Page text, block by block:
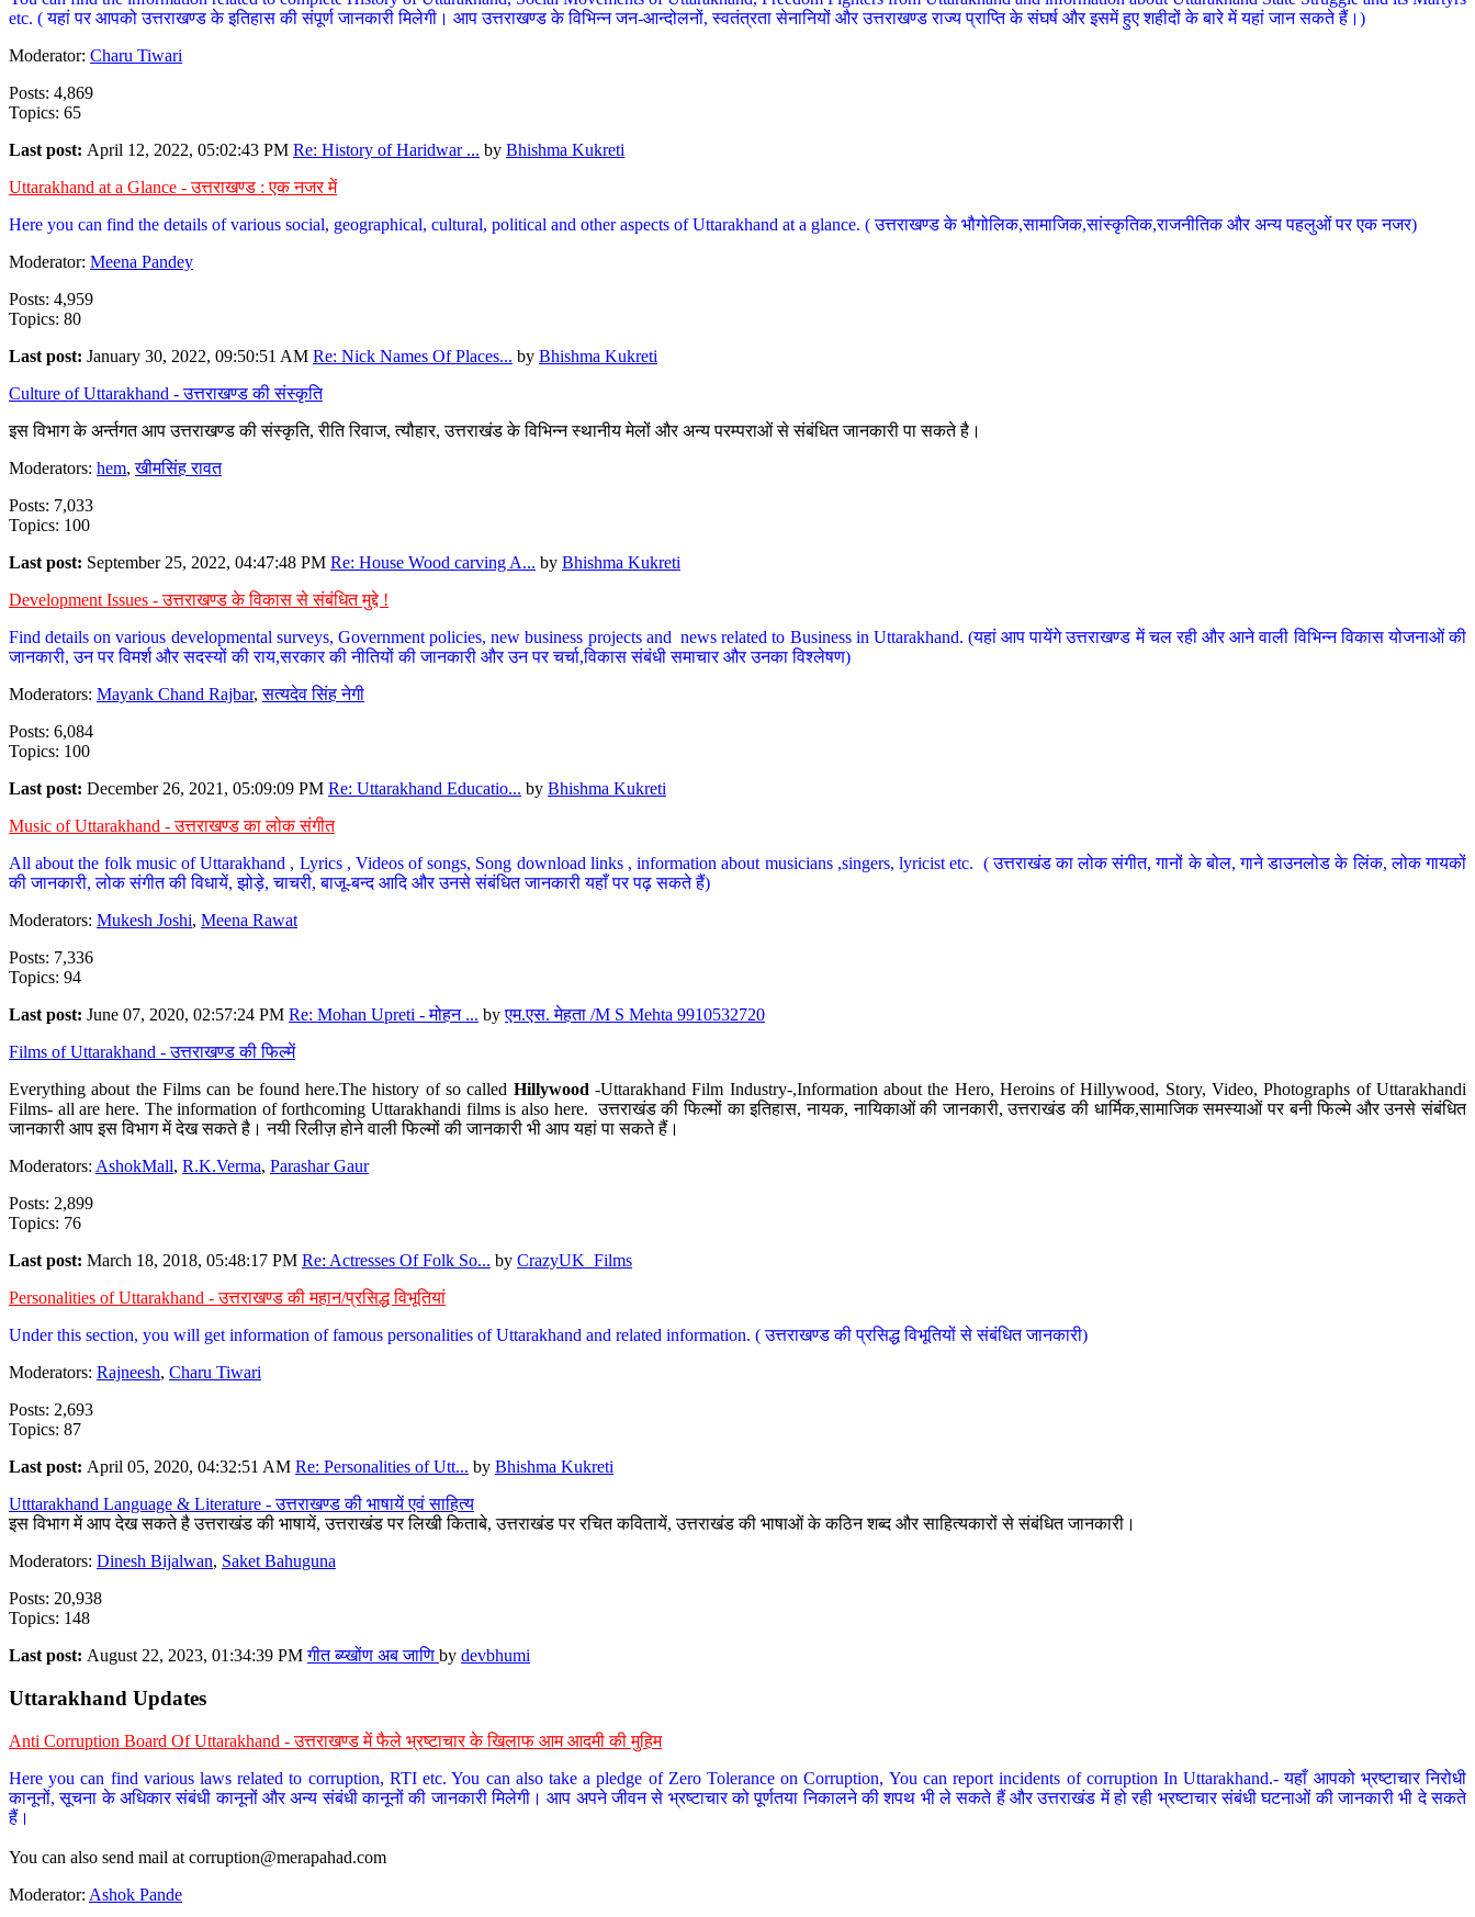
etc. ( यहां पर आपको उत्तराखण्ड के इतिहास की संपूर्ण जानकारी मिलेगी। आप उत्तराखण्ड के विभिन्न जन-आन्दोलनों, स्वतंत्रता सेनानियों और उत्तराखण्ड राज्य प्राप्ति के संघर्ष और इसमें हुए शहीदों के बारे में यहां जान सकते हैं।)
Moderator: Charu Tiwari
Posts: 4,869
Topics: 65
Last post: April 12, 2022, 05:02:43 PM Re: History of Haridwar ... by Bhishma Kukreti
Uttarakhand at a Glance - उत्तराखण्ड : एक नजर में
Here you can find the details of various social, geographical, cultural, political and other aspects of Uttarakhand at a glance. ( उत्तराखण्ड के भौगोलिक,सामाजिक,सांस्कृतिक,राजनीतिक और अन्य पहलुओं पर एक नजर)
Moderator: Meena Pandey
Posts: 4,959
Topics: 80
Last post: January 30, 2022, 09:50:51 AM Re: Nick Names Of Places... by Bhishma Kukreti
Culture of Uttarakhand - उत्तराखण्ड की संस्कृति
इस विभाग के अर्न्तगत आप उत्तराखण्ड की संस्कृति, रीति रिवाज, त्यौहार, उत्तराखंड के विभिन्न स्थानीय मेलों और अन्य परम्पराओं से संबंधित जानकारी पा सकते है।
Moderators: hem,खीमसिंह रावत
Posts: 7,033
Topics: 100
Last post: September 25, 2022, 04:47:48 PM Re: House Wood carving A... by Bhishma Kukreti
Development Issues - उत्तराखण्ड के विकास से संबंधित मुद्दे !
Find details on various developmental surveys, Government policies, new business projects and news related to Business in Uttarakhand. (यहां आप पायेंगे उत्तराखण्ड में चल रही और आने वाली विभिन्न विकास योजनाओं की
जानकारी, उन पर विमर्श और सदस्यों की राय,सरकार की नीतियों की जानकारी और उन पर चर्चा,विकास संबंधी समाचार और उनका विश्लेषण)
Moderators: Mayank Chand Rajbar,सत्यदेव सिंह नेगी
Posts: 6,084
Topics: 100
Last post: December 26, 2021, 05:09:09 PM Re: Uttarakhand Educatio... by Bhishma Kukreti
Music of Uttarakhand - उत्तराखण्ड का लोक संगीत
All about the folk music of Uttarakhand , Lyrics , Videos of songs, Song download links , information about musicians ,singers, lyricist etc. ( उत्तराखंड का लोक संगीत, गानों के बोल, गाने डाउनलोड के लिंक, लोक गायकों
की जानकारी, लोक संगीत की विधायें, झोड़े, चाचरी, बाजू-बन्द आदि और उनसे संबंधित जानकारी यहाँ पर पढ़ सकते हैं)
Moderators: Mukesh Joshi, Meena Rawat
Posts: 7,336
Topics: 94
Last post: June 07, 2020, 02:57:24 PM Re: Mohan Upreti - मोहन ... byएम.एस. मेहता /M S Mehta 9910532720
Films of Uttarakhand - उत्तराखण्ड की फिल्में
Everything about the Films can be found here.The history of so called Hillywood-Uttarakhand Film Industry-,Information about the Hero, Heroins of Hillywood, Story, Video, Photographs of Uttarakhandi
Films- all are here. The information of forthcoming Uttarakhandi films is also here. उत्तराखंड की फिल्मों का इतिहास, नायक, नायिकाओं की जानकारी, उत्तराखंड की धार्मिक,सामाजिक समस्याओं पर बनी फिल्मे और उनसे संबंधित
जानकारी आप इस विभाग में देख सकते है। नयी रिलीज़ होने वाली फिल्मों की जानकारी भी आप यहां पा सकते हैं।
Moderators: AshokMall, R.K.Verma, Parashar Gaur
Posts: 2,899
Topics: 76
Last post: March 18, 2018, 05:48:17 PM Re: Actresses Of Folk So... by CrazyUK_Films
Personalities of Uttarakhand - उत्तराखण्ड की महान/प्रसिद्ध विभूतियां
Under this section, you will get information of famous personalities of Uttarakhand and related information. ( उत्तराखण्ड की प्रसिद्ध विभूतियों से संबंधित जानकारी)
Moderators: Rajneesh, Charu Tiwari
Posts: 2,693
Topics: 87
Last post: April 05, 2020, 04:32:51 AM Re: Personalities of Utt... by Bhishma Kukreti
Utttarakhand Language & Literature - उत्तराखण्ड की भाषायें एवं साहित्य
इस विभाग में आप देख सकते है उत्तराखंड की भाषायें, उत्तराखंड पर लिखी किताबे, उत्तराखंड पर रचित कवितायें, उत्तराखंड की भाषाओं के कठिन शब्द और साहित्यकारों से संबंधित जानकारी।
Moderators: Dinesh Bijalwan, Saket Bahuguna
Posts: 20,938
Topics: 148
Last post: August 22, 2023, 01:34:39 PMगीत ब्य्खोंण अब जाणि by devbhumi
Uttarakhand Updates
Anti Corruption Board Of Uttarakhand - उत्तराखण्ड में फैले भ्रष्टाचार के खिलाफ आम आदमी की मुहिम
Here you can find various laws related to corruption, RTI etc. You can also take a pledge of Zero Tolerance on Corruption, You can report incidents of corruption In Uttarakhand.- यहाँ आपको भ्रष्टाचार निरोधी
कानूनों, सूचना के अधिकार संबंधी कानूनों और अन्य संबंधी कानूनों की जानकारी मिलेगी। आप अपने जीवन से भ्रष्टाचार को पूर्णतया निकालने की शपथ भी ले सकते हैं और उत्तराखंड में हो रही भ्रष्टाचार संबंधी घटनाओं की जानकारी भी दे सकते
हैं।
You can also send mail at corruption@merapahad.com
Moderator: Ashok Pande